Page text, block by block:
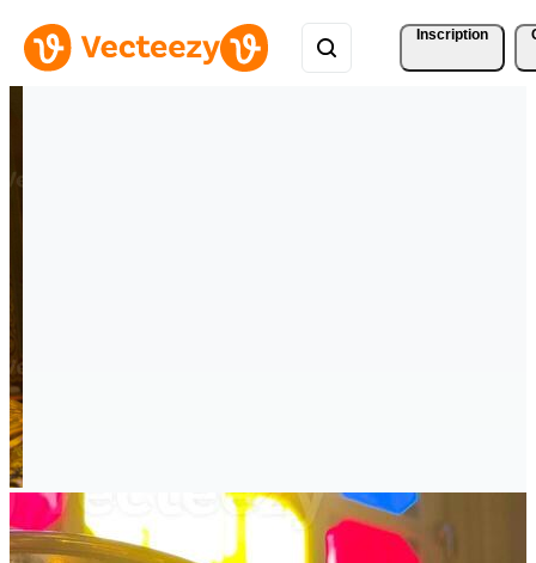
Inscription